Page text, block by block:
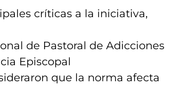
críticas a la iniciativa,
de Pastoral de Adicciones
Episcopal
que la norma afecta